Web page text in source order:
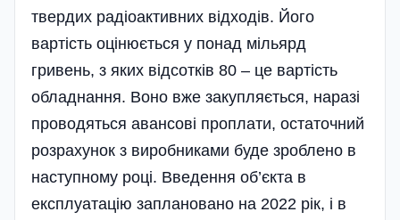
твердих радіоактивних відходів. Його
вартість оцінюється у понад міль­ярд
гривень, з яких відсотків 80 – це вартість
обладнання. Воно вже закупляється, наразі
проводяться авансові проплати, остаточний
розрахунок з виробниками буде зроблено в
наступному році. Введення об’єкта в
експлуатацію заплановано на 2022 рік, і в